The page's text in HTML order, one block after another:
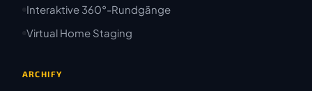
Interaktive 360°-Rundgänge
Virtual Home Staging
ARCHIFY